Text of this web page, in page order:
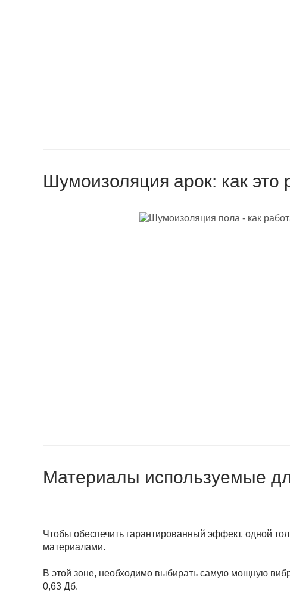
Шумоизоляция арок: как это
Материалы используемые
Чтобы обеспечить гарантированный эффект, одной
материалами.
В этой зоне, необходимо выбирать самую мощную
0,63 Дб.